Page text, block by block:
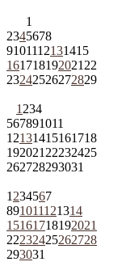
1
2345678
9101112131415
161718192021 22
23242526272829
1 234
567891011
12131415161718
192021 22232425
262728293031
1 234567
891011121314
15161718192021
22232425262728
293031